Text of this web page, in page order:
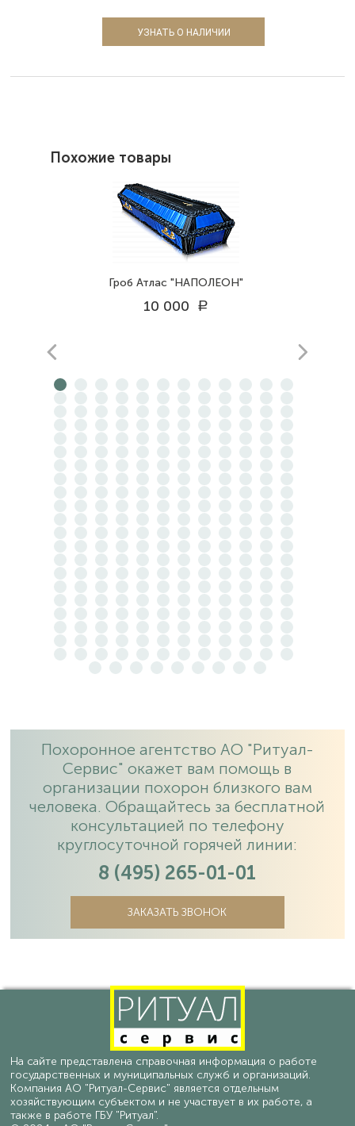
УЗНАТЬ О НАЛИЧИИ
Похожие товары
Гроб Атлас "НАПОЛЕОН"
10 000 a
prev next
Похоронное агентство АО "Ритуал-
Сервис" окажет вам помощь в
организации похорон близкого вам
человека. Обращайтесь за бесплатной
консультацией по телефону
круглосуточной горячей линии:
8 (495) 265-01-01
ЗАКАЗАТЬ ЗВОНОК
На сайте представлена справочная информация о работе
государственных и муниципальных служб и организаций.
Компания АО "Ритуал-Сервис" является отдельным
хозяйствующим субъектом и не участвует в их работе, а
также в работе ГБУ "Ритуал".